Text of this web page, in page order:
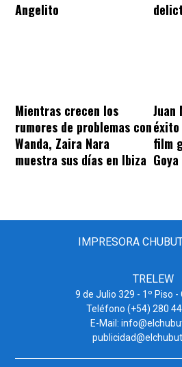
Angelito
Mientras crecen los
rumores de problemas con
Wanda, Zaira Nara
muestra sus días en Ibiza
éxito
film
Goya
IMPRESORA
TRELEW
9 de Julio 329 - 1º Piso -
Teléfono (+54) 280
E-Mail: